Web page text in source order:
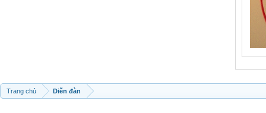
Trang chủ Diễn đàn